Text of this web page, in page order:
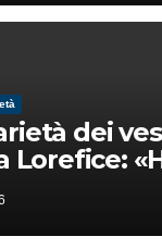
dei
Lorefice:
la dignità